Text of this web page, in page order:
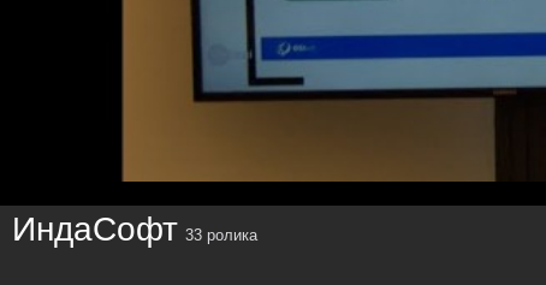
ИндаСофт 33 ролика